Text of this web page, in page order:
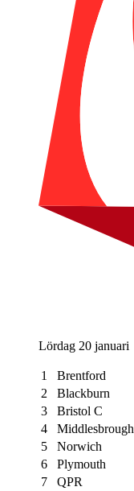
Lördag 20 januari
1 Brentford
2
Blackburn
3
Bristol C
4
Middlesbrough
5
Norwich
6
Plymouth
7
QPR